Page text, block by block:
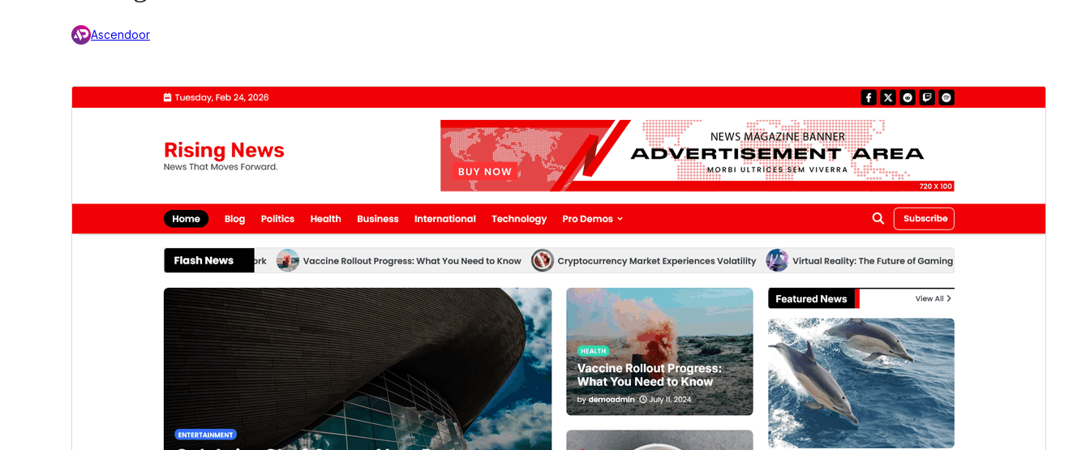
Ascendoor
ダウンロード
バージョン
最終更新日
有効インストール数
WordPress バージョン
PHP バージョン
8.0